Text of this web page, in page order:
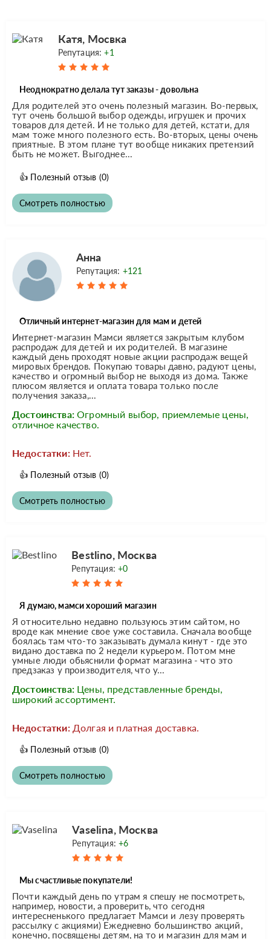
Катя, Мосвка
Репутация:+1
Неоднократно делала тут заказы - довольна
Для родителей это очень полезный магазин. Во-первых,
тут очень большой выбор одежды, игрушек и прочих
товаров для детей. И не только для детей, кстати, для
мам тоже много полезного есть. Во-вторых, цены очень
приятные. В этом плане тут вообще никаких претензий
быть не может. Выгоднее...
👍 Полезный отзыв (0)
Смотреть полностью
Анна
Репутация: +121
Отличный интернет-магазин для мам и детей
Интернет-магазин Мамси является закрытым клубом
распродаж для детей и их родителей. В магазине
каждый день проходят новые акции распродаж вещей
мировых брендов. Покупаю товары давно, радуют цены,
качество и огромный выбор не выходя из дома. Также
плюсом является и оплата товара только после
получения заказа,...
Достоинства: Огромный выбор, приемлемые цены,
отличное качество.
Недостатки: Нет.
👍 Полезный отзыв (0)
Смотреть полностью
Bestlino, Москва
Репутация:+0
Я думаю, мамси хороший магазин
Я относительно недавно пользуюсь этим сайтом, но
вроде как мнение свое уже составила. Сначала вообще
боялась там что-то заказывать думала кинут - где это
видано доставка по 2 недели курьером. Потом мне
умные люди обьяснили формат магазина - что это
предзаказ у производителя, что у...
Достоинства: Цены, представленные бренды,
широкий ассортимент.
Недостатки: Долгая и платная доставка.
👍 Полезный отзыв (0)
Смотреть полностью
Vaselina, Москва
Репутация:+6
Мы счастливые покупатели!
Почти каждый день по утрам я спешу не посмотреть,
например, новости, а проверить, что сегодня
интересненького предлагает Мамси и лезу проверять
рассылку с акциями) Ежедневно большинство акций,
конечно, посвящены детям, на то и магазин для мам и